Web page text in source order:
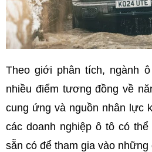
Theo giới phân tích, ngành
nhiều điểm tương đồng về
cung ứng và nguồn nhân lực
các doanh nghiệp ô tô có
sẵn có để tham gia vào